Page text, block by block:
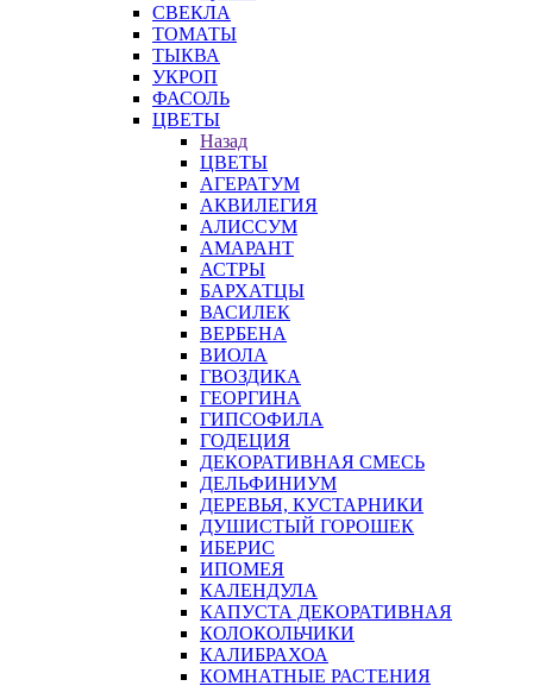
СВЕКЛА
ТОМАТЫ
ТЫКВА
УКРОП
ФАСОЛЬ
ЦВЕТЫ
Назад
ЦВЕТЫ
АГЕРАТУМ
АКВИЛЕГИЯ
АЛИССУМ
АМАРАНТ
АСТРЫ
БАРХАТЦЫ
ВАСИЛЕК
ВЕРБЕНА
ВИОЛА
ГВОЗДИКА
ГЕОРГИНА
ГИПСОФИЛА
ГОДЕЦИЯ
ДЕКОРАТИВНАЯ СМЕСЬ
ДЕЛЬФИНИУМ
ДЕРЕВЬЯ, КУСТАРНИКИ
ДУШИСТЫЙ ГОРОШЕК
ИБЕРИС
ИПОМЕЯ
КАЛЕНДУЛА
КАПУСТА ДЕКОРАТИВНАЯ
КОЛОКОЛЬЧИКИ
КАЛИБРАХОА
КОМНАТНЫЕ РАСТЕНИЯ